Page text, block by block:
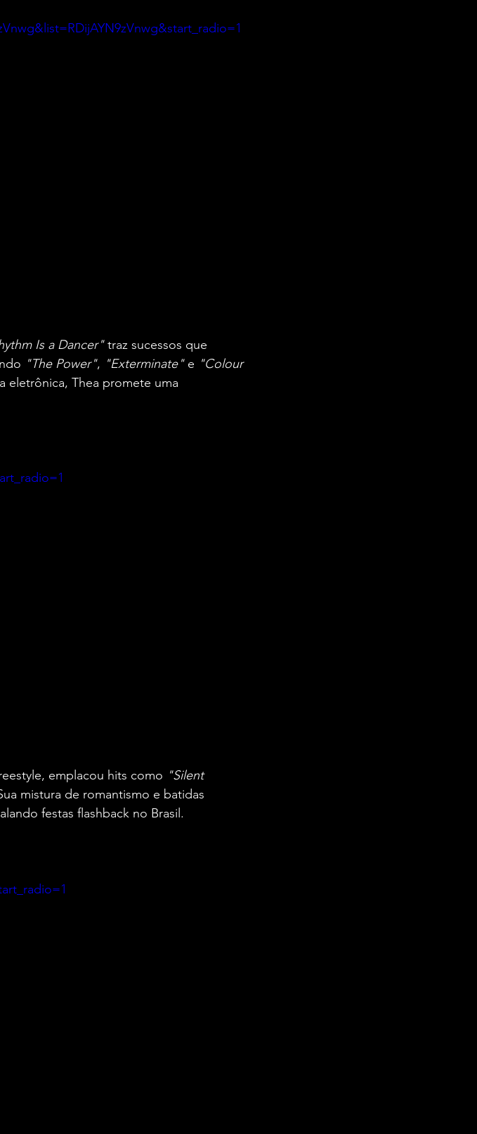
Is a Dancer" traz sucessos que
"The Power", "Exterminate" e "Colour
eletrônica, Thea promete uma
emplacou hits como "Silent
mistura de romantismo e batidas
festas flashback no Brasil.